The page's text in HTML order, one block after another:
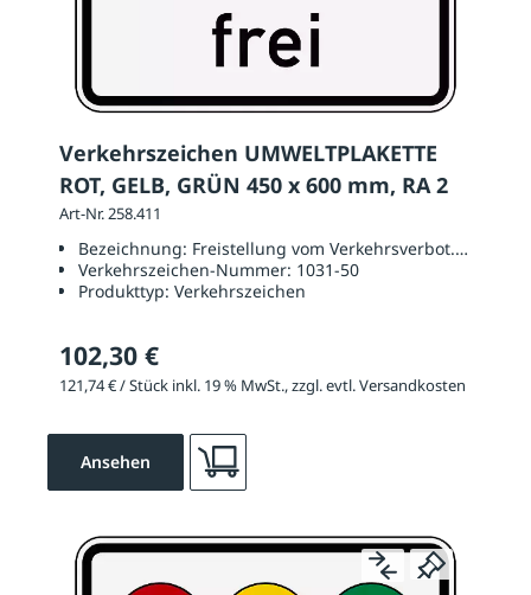
Verkehrszeichen UMWELTPLAKETTE
ROT, GELB, GRÜN 450 x 600 mm, RA 2
Art-Nr. 258.411
Bezeichnung: Freistellung vom Verkehrsverbot. Rote,
Verkehrszeichen-Nummer: 1031-50
Produkttyp: Verkehrszeichen
102,30 €
121,74 € / Stück inkl. 19 % MwSt., zzgl. evtl. Versandkosten
Ansehen